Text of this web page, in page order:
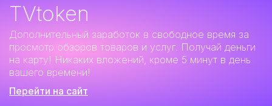
TVtoken
Дополнительный заработок в свободное время за
просмотр обзоров товаров и услуг. Получай деньги
на карту! Никаких вложений, кроме 5 минут в день
вашего времени!
Перейти на сайт